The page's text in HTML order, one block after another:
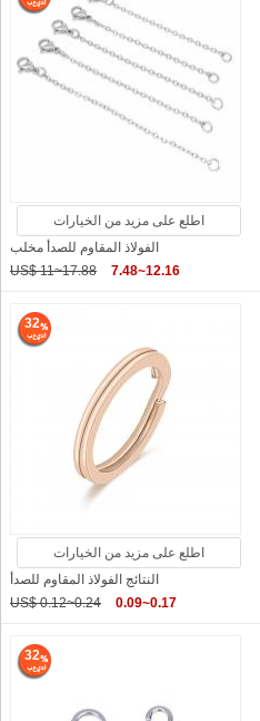
اطلع على مزيد من الخيارات
الفولاذ المقاوم للصدأ مخلب
US$ 11~17.88
7.48~12.16
32
اطلع على مزيد من الخيارات
النتائج الفولاذ المقاوم للصدأ
US$ 0.12~0.24
0.09~0.17
32